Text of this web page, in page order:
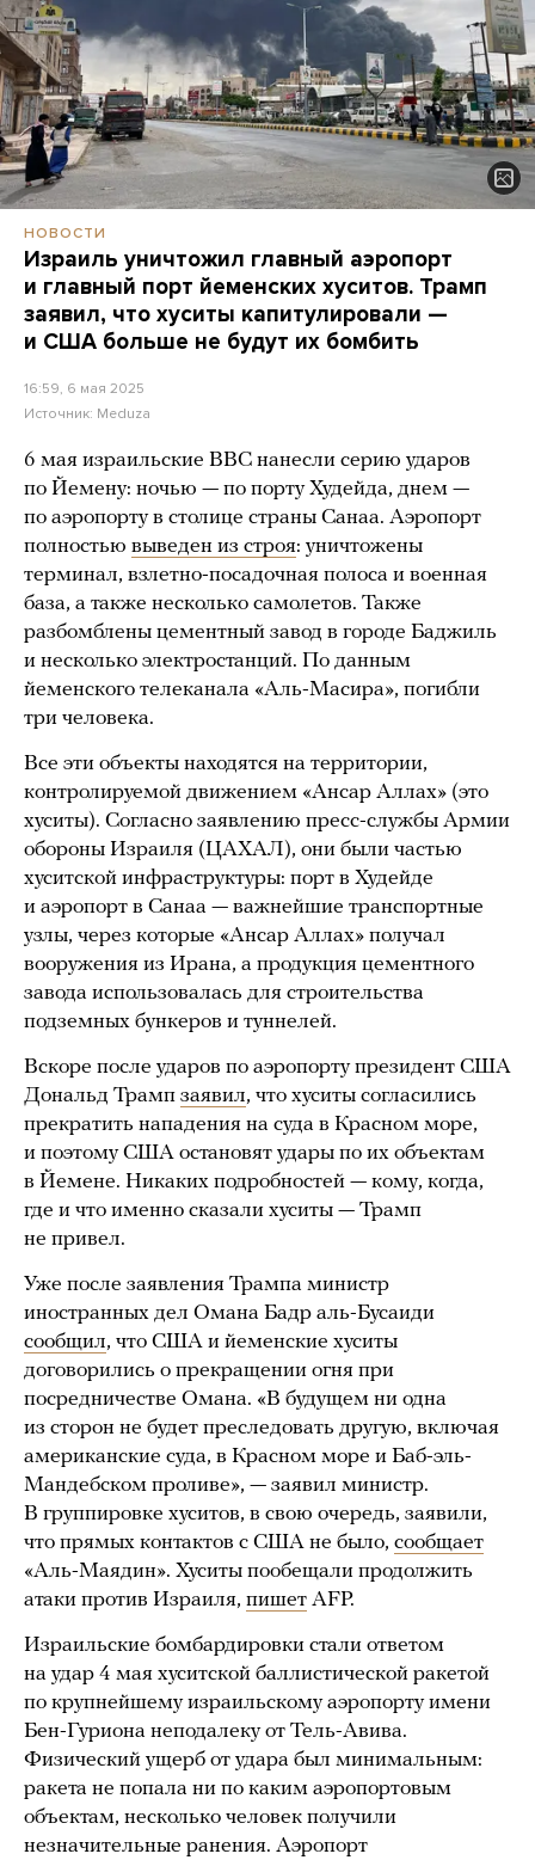
НОВОСТИ
Израиль уничтожил главный аэропорт
и главный порт йеменских хуситов. Трамп
заявил, что хуситы капитулировали —
и США больше не будут их бомбить
16:59, 6 мая 2025
Источник: Meduza
6 мая израильские ВВС нанесли серию ударов
по Йемену: ночью — по порту Худейда, днем —
по аэропорту в столице страны Санаа. Аэропорт
полностью выведен из строя: уничтожены
терминал, взлетно-посадочная полоса и военная
база, а также несколько самолетов. Также
разбомблены цементный завод в городе Баджиль
и несколько электростанций. По данным
йеменского телеканала «Аль-Масира», погибли
три человека.
Все эти объекты находятся на территории,
контролируемой движением «Ансар Аллах» (это
хуситы). Согласно заявлению пресс-службы Армии
обороны Израиля (ЦАХАЛ), они были частью
хуситской инфраструктуры: порт в Худейде
и аэропорт в Санаа — важнейшие транспортные
узлы, через которые «Ансар Аллах» получал
вооружения из Ирана, а продукция цементного
завода использовалась для строительства
подземных бункеров и туннелей.
Вскоре после ударов по аэропорту президент США
Дональд Трамп заявил, что хуситы согласились
прекратить нападения на суда в Красном море,
и поэтому США остановят удары по их объектам
в Йемене. Никаких подробностей — кому, когда,
где и что именно сказали хуситы — Трамп
не привел.
Уже после заявления Трампа министр
иностранных дел Омана Бадр аль-Бусаиди
сообщил, что США и йеменские хуситы
договорились о прекращении огня при
посредничестве Омана. «В будущем ни одна
из сторон не будет преследовать другую, включая
американские суда, в Красном море и Баб-эль-
Мандебском проливе», — заявил министр.
В группировке хуситов, в свою очередь, заявили,
что прямых контактов с США не было, сообщает
«Аль-Маядин». Хуситы пообещали продолжить
атаки против Израиля, пишет AFP.
Израильские бомбардировки стали ответом
на удар 4 мая хуситской баллистической ракетой
по крупнейшему израильскому аэропорту имени
Бен-Гуриона неподалеку от Тель-Авива.
Физический ущерб от удара был минимальным:
ракета не попала ни по каким аэропортовым
объектам, несколько человек получили
незначительные ранения. Аэропорт